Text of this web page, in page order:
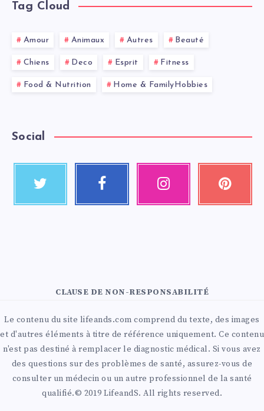
Tag Cloud
Amour Animaux Autres Beauté
Chiens Deco Esprit Fitness
Food & Nutrition Home & FamilyHobbies
Social
CLAUSE DE NON-RESPONSABILITÉ
Le contenu du site lifeands.com comprend du texte, des images
et d'autres éléments à titre de référence uniquement. Ce contenu
n'est pas destiné à remplacer le diagnostic médical. Si vous avez
des questions sur des problèmes de santé, assurez-vous de
consulter un médecin ou un autre professionnel de la santé
qualifié.© 2019 LifeandS. All rights reserved.